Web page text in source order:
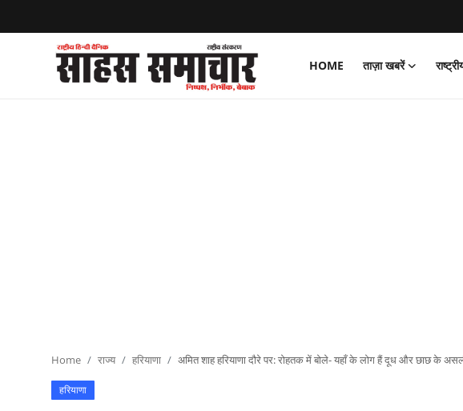
HOME ताज़ा खबरें
Register
Home राज्य हरियाणा अमित शाह हरियाणा दौरे पर: रोहतक में बोले- यहाँ के लोग हैं दूध और छाछ के
हरियाणा